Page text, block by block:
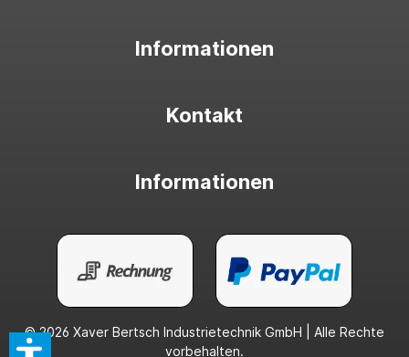
Informationen
Kontakt
Informationen
© 2026 Xaver Bertsch Industrietechnik GmbH | Alle Rechte
vorbehalten.